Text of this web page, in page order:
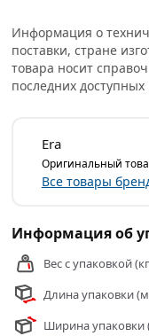
Информация о
поставки, стране
товара носит
последних
Era
Оригинальный
Все товары
Информация об
Вес с упаковкой
Длина упаковки
Ширина упаковки